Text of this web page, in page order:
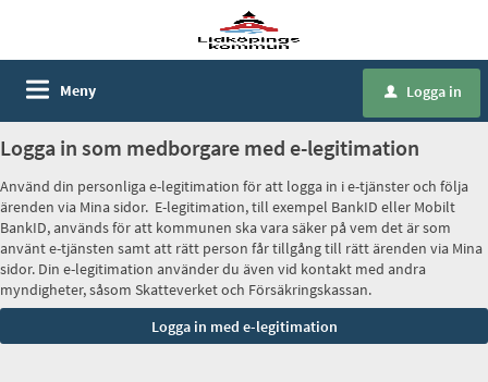
Meny u Logga in
Logga in som medborgare med e-legitimation
Använd din personliga e-legitimation för att logga in i e-tjänster och följa
ärenden via Mina sidor. E-legitimation, till exempel BankID eller Mobilt
BankID, används för att kommunen ska vara säker på vem det är som
använt e-tjänsten samt att rätt person får tillgång till rätt ärenden via Mina
sidor. Din e-legitimation använder du även vid kontakt med andra
myndigheter, såsom Skatteverket och Försäkringskassan.